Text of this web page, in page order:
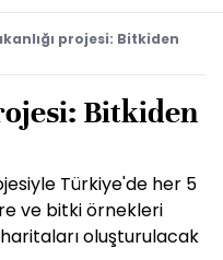
projesi: Bitkiden
Bitkiden
Türkiye'de her 5
ve bitki örnekleri
oluşturulacak